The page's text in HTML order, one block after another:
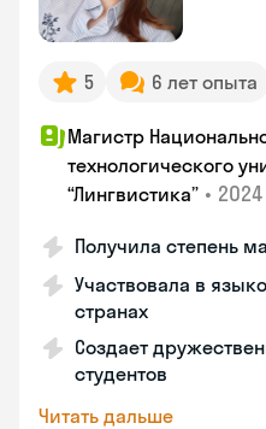
5 6 лет опыта
Магистр
технологического
“Лингвистика” • 2024
Получила степень
Участвовала в
странах
Создает
студентов
Читать дальше